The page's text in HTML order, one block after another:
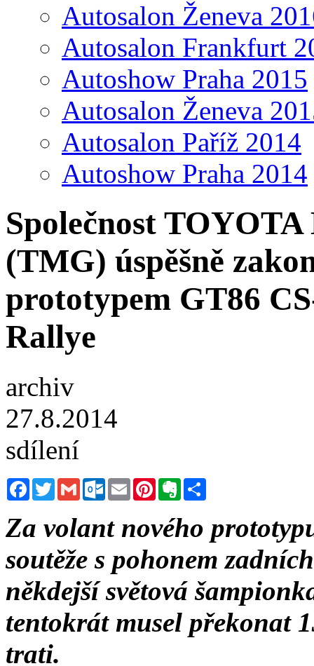
Autosalon Ženeva
Autosalon Frankfurt
Autoshow Praha 2015
Autosalon Ženeva
Autosalon Paříž 2014
Autoshow Praha 2014
Společnost
(TMG) úspěšně
prototypem GT86
Rallye
archiv
27.8.2014
sdílení
FacebookTwitterGmail Outlook.com
Email PinterestEvernote
Za volant nového
soutěže s pohonem
někdejší světová
tentokrát musel překonat
trati.